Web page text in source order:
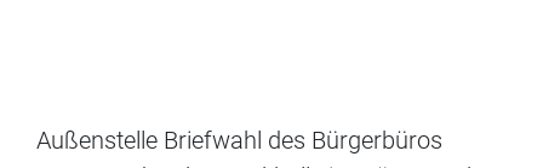
Außenstelle Briefwahl des Bürgerbüros